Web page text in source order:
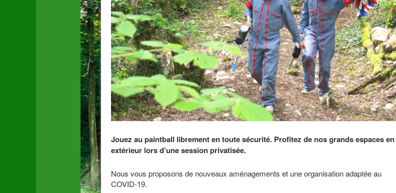
Jouez au paintball librement en toute sécurité. Profitez de nos grands espaces en
extérieur lors d’une session privatisée.
Nous vous proposons de nouveaux aménagements et une organisation adaptée au
COVID-19.